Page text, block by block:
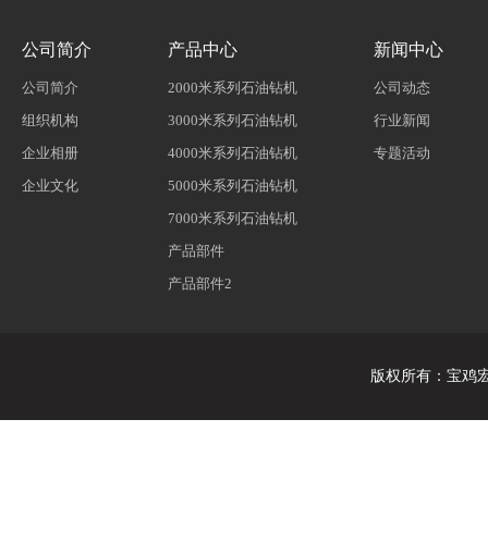
公司简介
公司简介
组织机构
企业相册
企业文化
产品中心
2000米系列石油钻机
3000米系列石油钻机
4000米系列石油钻机
5000米系列石油钻机
7000米系列石油钻机
产品部件
产品部件2
新闻中心
公司动态
行业新闻
专题活动
版权所有 ： 宝鸡